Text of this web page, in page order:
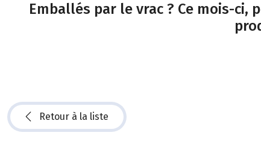
Emballés par le vrac ? Ce mois-
Retour à la liste